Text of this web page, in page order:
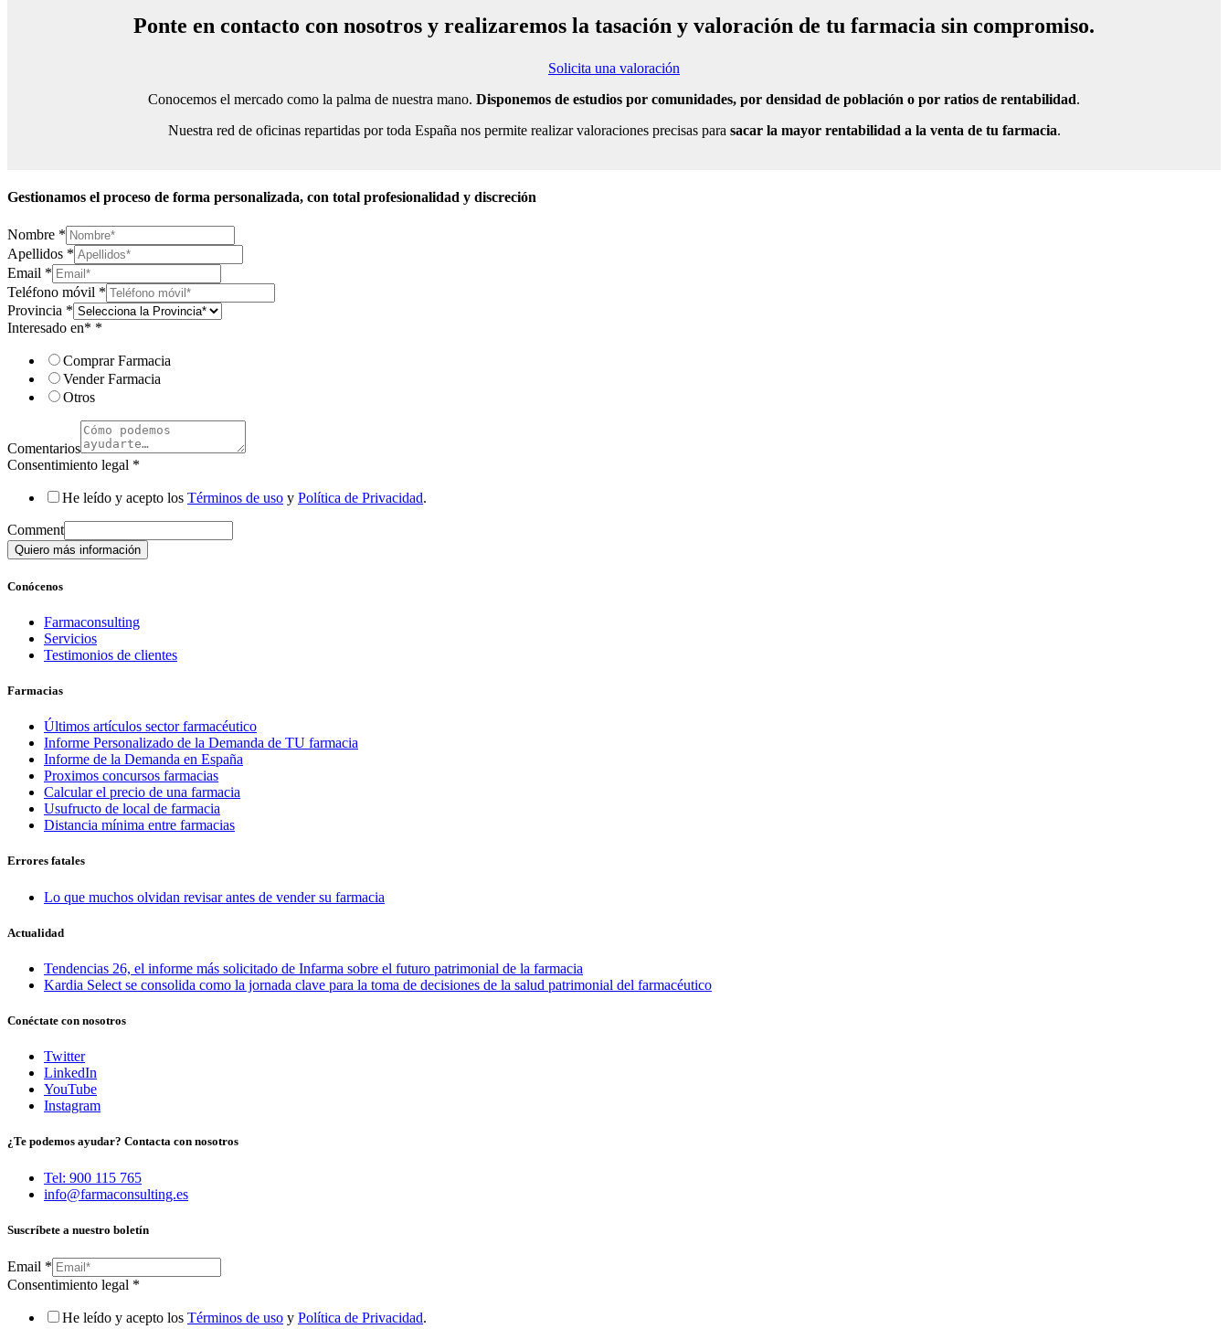
Ponte en contacto con nosotros y realizaremos la tasación y valoración de tu farmacia sin compromiso.
Solicita una valoración
Conocemos el mercado como la palma de nuestra mano. Disponemos de estudios por comunidades, por densidad de población o por ratios de rentabilidad.
Nuestra red de oficinas repartidas por toda España nos permite realizar valoraciones precisas para sacar la mayor rentabilidad a la venta de tu farmacia.
Gestionamos el proceso de forma personalizada, con total profesionalidad y discreción
Nombre *
Apellidos *
Email *
Teléfono móvil *
Provincia *
Interesado en* *
Comprar Farmacia
Vender Farmacia
Otros
Comentarios
Consentimiento legal *
He leído y acepto los Términos de uso y Política de Privacidad.
Comment
Quiero más información
Conócenos
Farmaconsulting
Servicios
Testimonios de clientes
Farmacias
Últimos artículos sector farmacéutico
Informe Personalizado de la Demanda de TU farmacia
Informe de la Demanda en España
Proximos concursos farmacias
Calcular el precio de una farmacia
Usufructo de local de farmacia
Distancia mínima entre farmacias
Errores fatales
Lo que muchos olvidan revisar antes de vender su farmacia
Actualidad
Tendencias 26, el informe más solicitado de Infarma sobre el futuro patrimonial de la farmacia
Kardia Select se consolida como la jornada clave para la toma de decisiones de la salud patrimonial del farmacéutico
Conéctate con nosotros
Twitter
LinkedIn
YouTube
Instagram
¿Te podemos ayudar? Contacta con nosotros
Tel: 900 115 765
info@farmaconsulting.es
Suscríbete a nuestro boletín
Email *
Consentimiento legal *
He leído y acepto los Términos de uso y Política de Privacidad.